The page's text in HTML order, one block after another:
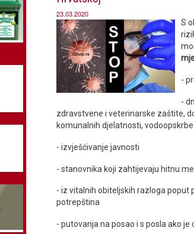
23.03.2020
S
-
-
zdravstvene i veterinarske zaštite,
komunalnih djelatnosti,
- izvješćivanje javnosti
- stanovnika koji zahtijevaju hitnu
- iz vitalnih obiteljskih razloga poput
potrepština
- putovanja na posao i s posla ako